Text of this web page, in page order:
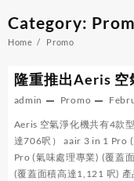
Category:
Home Promo
隆重推出Aeris 空
admin Promo
Aeris 空氣淨化機共有4款
達706呎） aair 3 in 1 Pro
Pro (氣味處理專業) (覆蓋
(覆蓋面積高達1,121 呎)